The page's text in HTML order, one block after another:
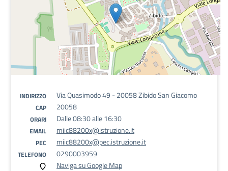
INDIRIZZO Via Quasimodo 49 - 20058 Zibido San Giacomo
CAP 20058
ORARI Dalle 08:30 alle 16:30
EMAIL miic88200x@istruzione.it
PEC miic88200x@pec.istruzione.it
TELEFONO
0290003959
Naviga su Google Map